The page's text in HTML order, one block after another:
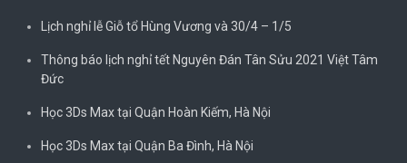
Lịch nghỉ lễ Giỗ tổ Hùng Vương và 30/4 – 1/5
Thông báo lịch nghỉ tết Nguyên Đán Tân Sửu 2021 Việt Tâm
Đức
Học 3Ds Max tại Quận Hoàn Kiếm, Hà Nội
Học 3Ds Max tại Quận Ba Đình, Hà Nội